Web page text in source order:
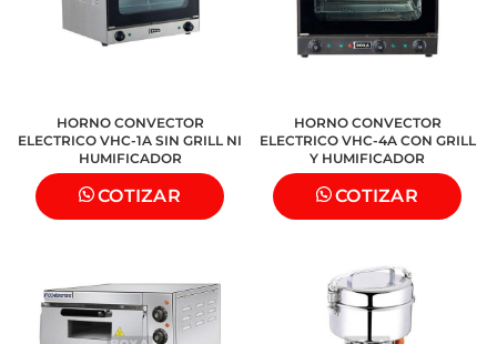
HORNO CONVECTOR
ELECTRICO VHC-1A SIN GRILL NI
HUMIFICADOR
COTIZAR
HORNO CONVECTOR
ELECTRICO VHC-4A CON GRILL
Y HUMIFICADOR
COTIZAR